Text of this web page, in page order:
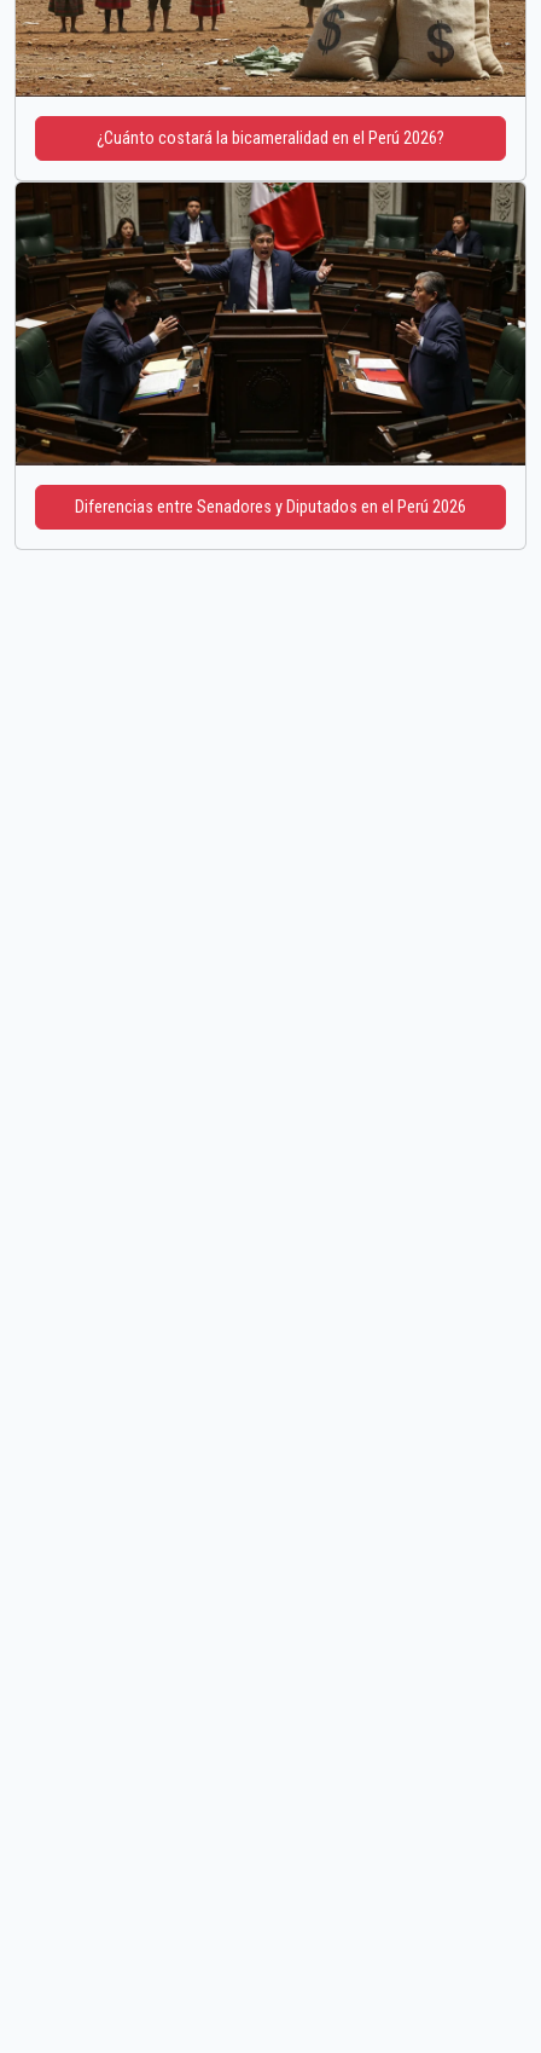
¿Cuánto costará la bicameralidad en el Perú 2026?
Diferencias entre Senadores y Diputados en el Perú 2026